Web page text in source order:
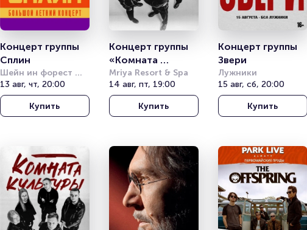
Концерт группы
Сплин
Шейн ин форест
(Shene in forest)
13 авг, чт, 20:00
Купить
Концерт группы
«Комната
культуры»
Mriya Resort & Spa
14 авг, пт, 19:00
Купить
Концерт группы
Звери
Лужники
15 авг, сб, 20:00
Купить